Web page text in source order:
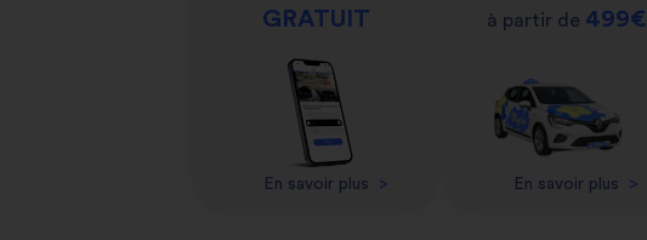
GRATUIT
En savoir plus >
à partir de 499€
En savoir plus >